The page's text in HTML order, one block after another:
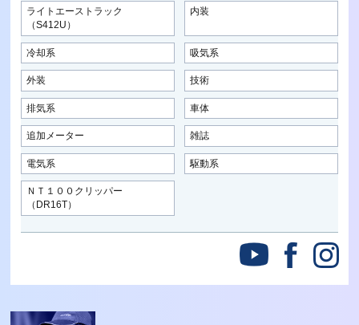
ライトエーストラック
（S412U）
内装
冷却系 吸気系
外装 技術
排気系 車体
追加メーター 雑誌
電気系 駆動系
ＮＴ１００クリッパー
（DR16T）